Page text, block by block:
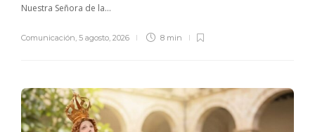
Nuestra Señora de la...
Comunicación 5 agosto, 2026 8 min